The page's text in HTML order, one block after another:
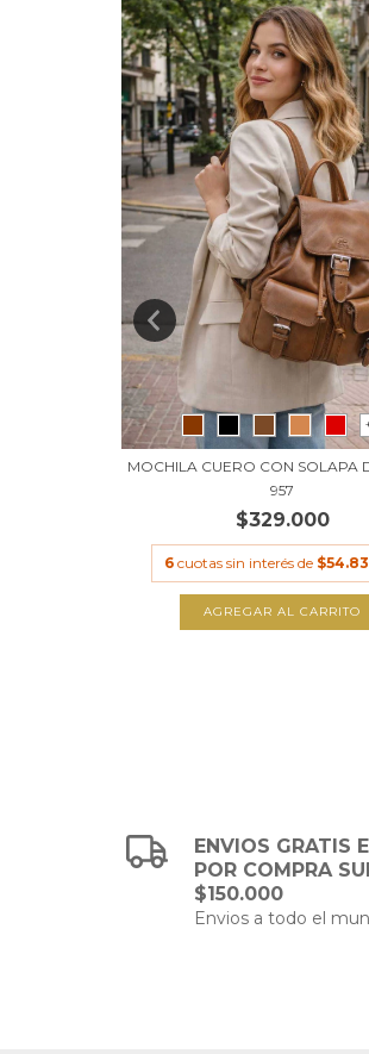
MOCHILA CUERO CON SOLAPA
957
$329.000
6 cuotas sin interés de
AGREGAR AL CARRITO
ENVIOS GRATIS
POR COMPRA
$150.000
Envios a todo el